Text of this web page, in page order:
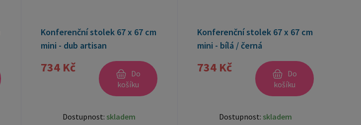
Konferenční stolek 67 x 67 cm
mini - dub artisan
734 Kč
Do
košíku
Dostupnost: skladem
Konferenční stolek 67 x 67 cm
mini - bílá / černá
734 Kč
Do
košíku
Dostupnost: skladem